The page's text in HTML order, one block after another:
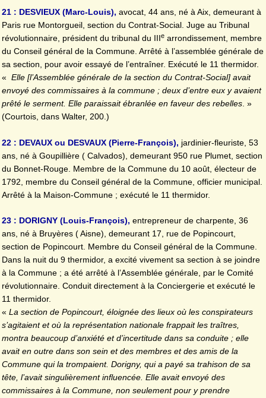
21 : DESVIEUX (Marc-Louis), avocat, 44 ans, né à Aix, demeurant à
Paris rue Montorgueil, section du Contrat-Social. Juge au Tribunal
révolutionnaire, président du tribunal du IIIe arrondissement, membre
du Conseil général de la Commune. Arrêté à l’assemblée générale de
sa section, pour avoir essayé de l’entraîner. Exécuté le 11 thermidor.
« Elle [l’Assemblée générale de la section du Contrat-Social] avait
envoyé des commissaires à la commune ; deux d’entre eux y avaient
prêté le serment. Elle paraissait ébranlée en faveur des rebelles . »
(Courtois, dans Walter, 200.)
22 : DEVAUX ou DESVAUX (Pierre-François), jardinier-fleuriste, 53
ans, né à Goupillière ( Calvados), demeurant 950 rue Plumet, section
du Bonnet-Rouge. Membre de la Commune du 10 août, électeur de
1792, membre du Conseil général de la Commune, officier municipal.
Arrêté à la Maison-Commune ; exécuté le 11 thermidor.
23 : DORIGNY (Louis-François), entrepreneur de charpente, 36
ans, né à Bruyères ( Aisne), demeurant 17, rue de Popincourt,
section de Popincourt. Membre du Conseil général de la Commune.
Dans la nuit du 9 thermidor, a excité vivement sa section à se joindre
à la Commune ; a été arrêté à l’Assemblée générale, par le Comité
révolutionnaire. Conduit directement à la Conciergerie et exécuté le
11 thermidor.
« La section de Popincourt, éloignée des lieux où les conspirateurs
s’agitaient et où la représentation nationale frappait les traîtres,
montra beaucoup d’anxiété et d’incertitude dans sa conduite ; elle
avait en outre dans son sein et des membres et des amis de la
Commune qui la trompaient. Dorigny, qui a payé sa trahison de sa
tête, l’avait singulièrement influencée. Elle avait envoyé des
commissaires à la Commune, non seulement pour y prendre